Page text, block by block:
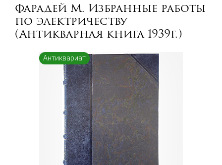
Фарадей М. Избранные работы
по электричеству
(Антикварная книга 1939г.)
Антиквариат